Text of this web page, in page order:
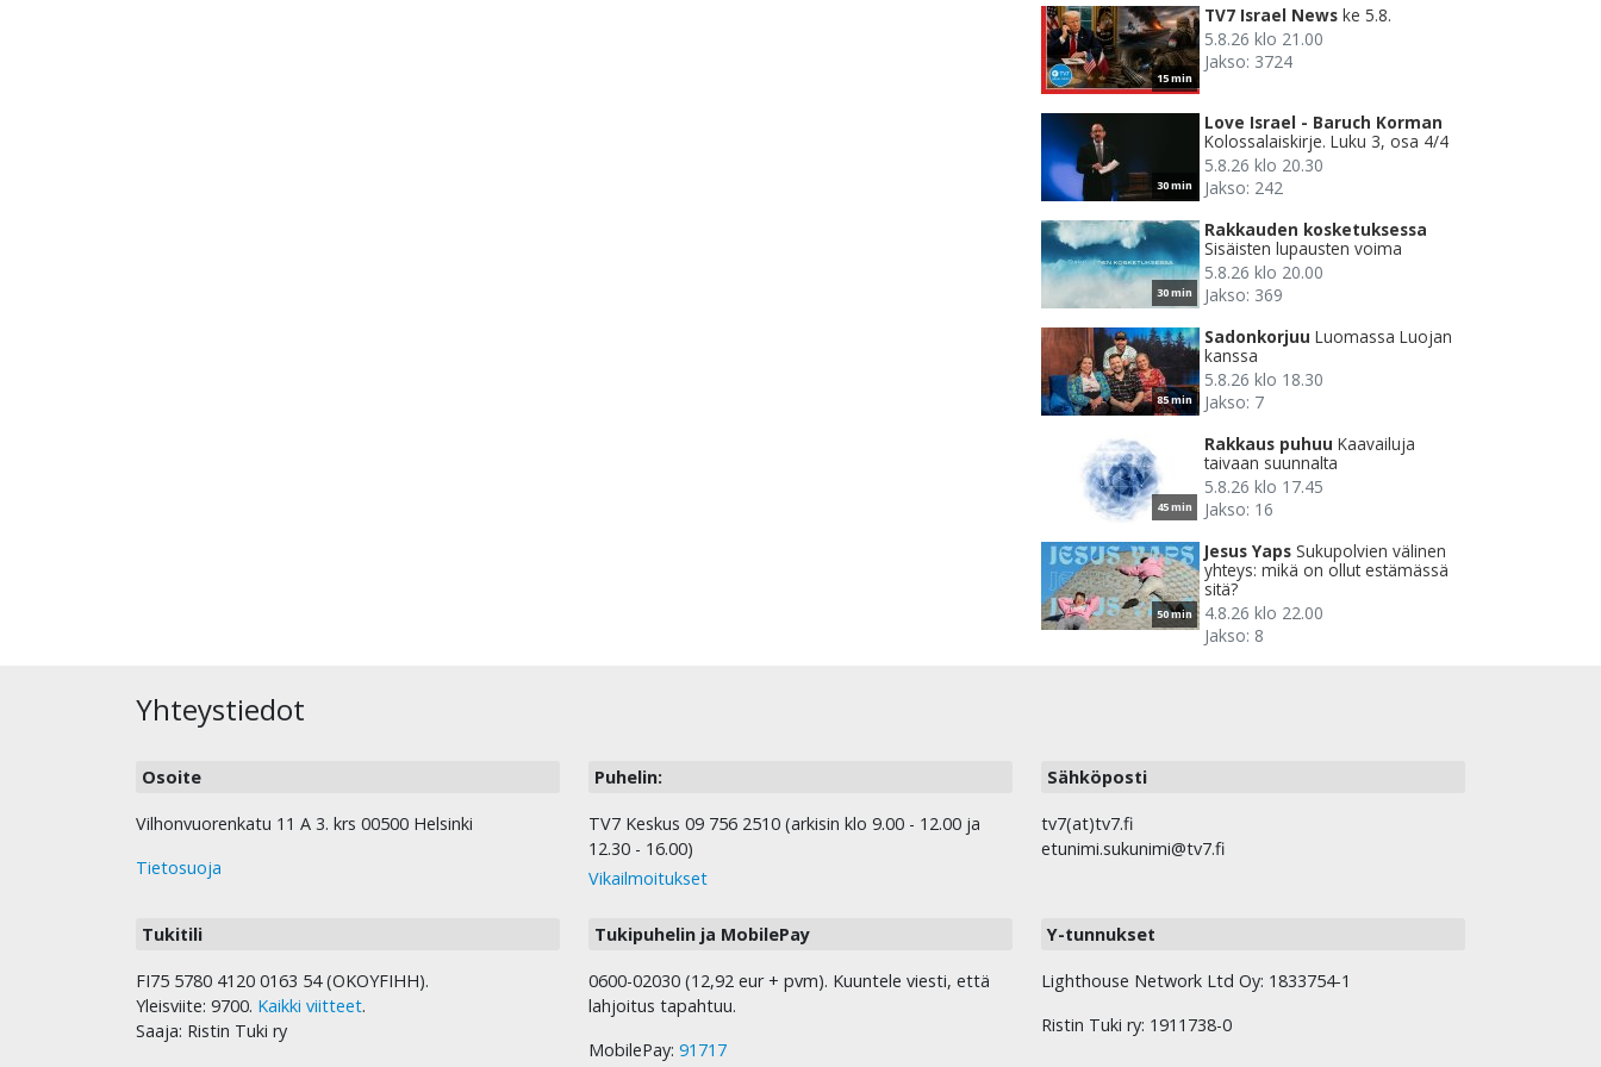
15 min
TV7 Israel News ke 5.8.
5.8.26 klo 21.00
Jakso: 3724
30 min
Love Israel - Baruch Korman
Kolossalaiskirje. Luku 3, osa 4/4
5.8.26 klo 20.30
Jakso: 242
30 min
Rakkauden kosketuksessa
Sisäisten lupausten voima
5.8.26 klo 20.00
Jakso: 369
85 min
Sadonkorjuu Luomassa Luojan
kanssa
5.8.26 klo 18.30
Jakso: 7
45 min
Rakkaus puhuu Kaavailuja
taivaan suunnalta
5.8.26 klo 17.45
Jakso: 16
50 min
Jesus Yaps Sukupolvien välinen
yhteys: mikä on ollut estämässä
sitä?
4.8.26 klo 22.00
Jakso: 8
Yhteystiedot
Osoite
Vilhonvuorenkatu 11 A 3. krs 00500 Helsinki
Tietosuoja
Puhelin:
TV7 Keskus 09 756 2510 (arkisin klo 9.00 - 12.00 ja
12.30 - 16.00)
Vikailmoitukset
Sähköposti
tv7(at)tv7.fi
etunimi.sukunimi@tv7.fi
Tukitili
FI75 5780 4120 0163 54 (OKOYFIHH).
Yleisviite: 9700. Kaikki viitteet.
Saaja: Ristin Tuki ry
Tukipuhelin ja MobilePay
0600-02030 (12,92 eur + pvm). Kuuntele viesti, että
lahjoitus tapahtuu.
MobilePay: 91717
Y-tunnukset
Lighthouse Network Ltd Oy: 1833754-1
Ristin Tuki ry: 1911738-0